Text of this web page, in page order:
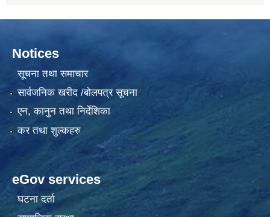
Notices
सूचना तथा समाचार
सार्वजनिक खरीद /बोलपत्र सूचना
एन, कानुन तथा निर्देशिका
कर तथा शुल्कहरु
eGov services
घटना दर्ता